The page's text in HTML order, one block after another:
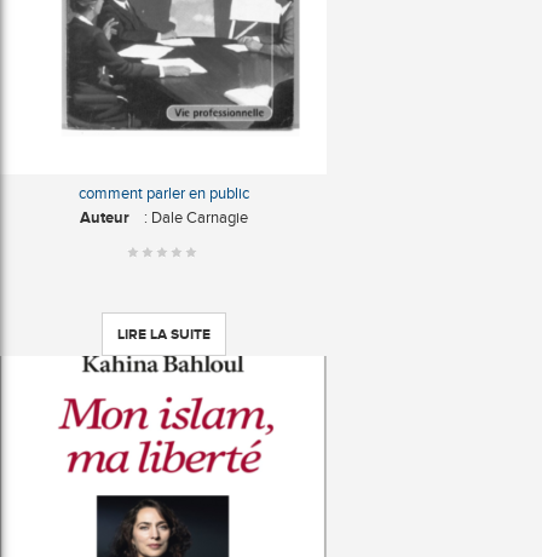
comment parler en public
Auteur: Dale Carnagie
LIRE LA SUITE